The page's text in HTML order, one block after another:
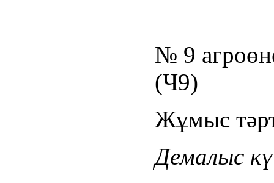
№ 9
(Ч9)
Жұмыс
Демалыс